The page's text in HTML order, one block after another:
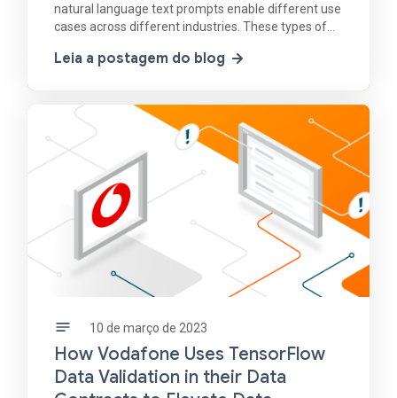
natural language text prompts enable different use
cases across different industries. These types of
only
Leia a postagem do blog
How Vodafone Uses TensorFlow
Data Validation in their Data
10 de março de 2023